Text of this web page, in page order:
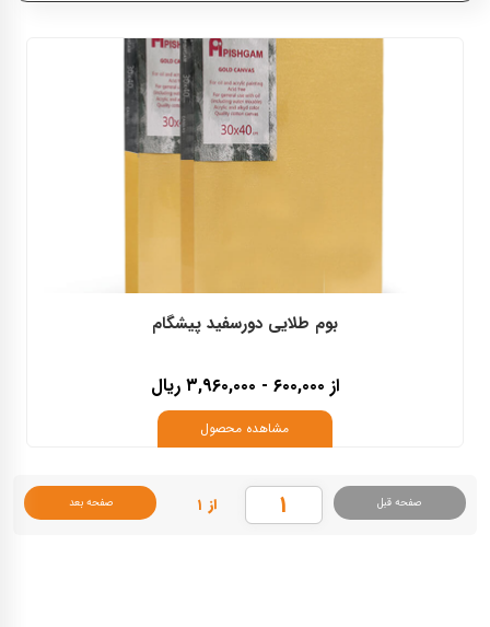
بوم طلایی دورسفید پیشگام
از ۶۰۰,۰۰۰ - ۳,۹۶۰,۰۰۰ ریال
مشاهده محصول
صفحه قبل از ۱ صفحه بعد